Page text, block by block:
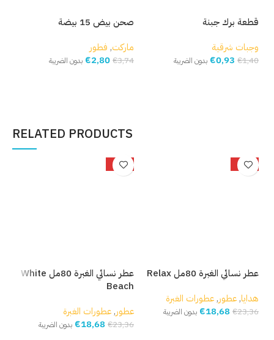
قطعة برك جبنة
وجبات شرقية
€1,40
€0,93 بدون الضريبة
صحن بيض 15 بيضة
ماركت, فطور
€3,74
€2,80 بدون الضريبة
RELATED PRODUCTS
-20%
عطر نسائي الغبرة 80مل Relax
هدايا, عطور, عطورات الغبرة
€23,36
€18,68 بدون الضريبة
-20%
عطر نسائي الغبرة 80مل White
Beach
عطور, عطورات الغبرة
€23,36
€18,68 بدون الضريبة